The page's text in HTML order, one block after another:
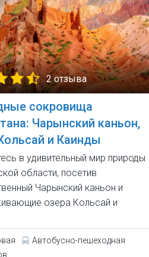
2 отзыва
сокровища
Чарынский каньон,
и Каинды
в удивительный мир природы
области, посетив
Чарынский каньон и
озера Кольсай и
Автобусно-пешеходная